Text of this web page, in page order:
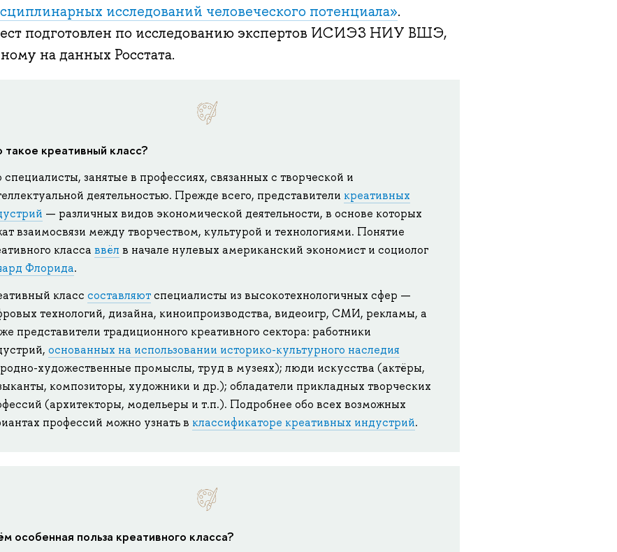
исследований человеческого потенциала».
подготовлен по исследованию экспертов ИСИЭЗ НИУ ВШЭ,
на данных Росстата.
такое креативный класс?
специалисты, занятые в профессиях, связанных с творческой и
деятельностью. Прежде всего, представители креативных
— различных видов экономической деятельности, в основе которых
взаимосвязи между творчеством, культурой и технологиями. Понятие
классаввёл в начале нулевых американский экономист и социолог
Флорида.
класссоставляютспециалисты из высокотехнологичных сфер —
технологий, дизайна, киноипроизводства, видеоигр, СМИ, рекламы, а
представители традиционного креативного сектора: работники
основанных на использовании историко-культурного наследия
художественные промыслы, труд в музеях); люди искусства (актёры,
композиторы, художники и др.); обладатели прикладных творческих
(архитекторы, модельеры и т.п.). Подробнее обо всех возможных
профессий можно узнать в классификаторе креативных индустрий.
особенная польза креативного класса?